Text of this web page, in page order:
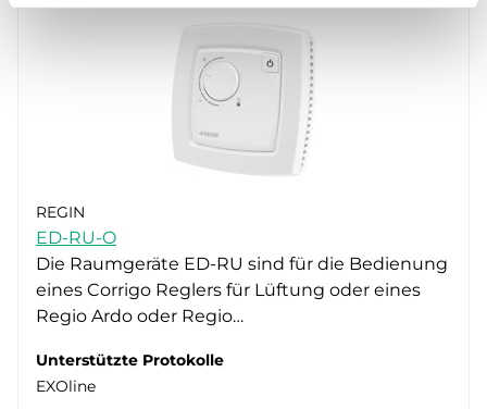
REGIN
ED-RU-O
Die Raumgeräte ED-RU sind für die Bedienung
eines Corrigo Reglers für Lüftung oder eines
Regio Ardo oder Regio…
Unterstützte Protokolle
EXOline